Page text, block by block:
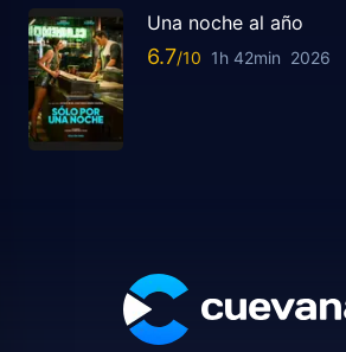
Una noche al año
6.7 1h 42min 2026